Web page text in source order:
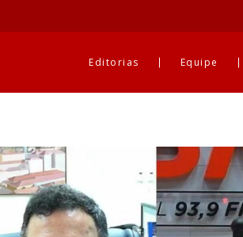
Editorias Equipe